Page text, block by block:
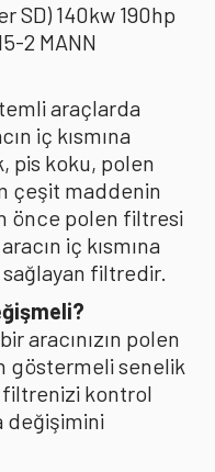
SD) 140kw 190hp
2 MANN
araçlarda
iç kısmına
pis koku, polen
çeşit maddenin
önce polen filtresi
iç kısmına
filtredir.
aracınızın polen
göstermeli senelik
filtrenizi kontrol
değişimini